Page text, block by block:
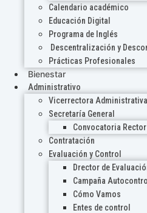
Calendario académico
Educación Digital
Programa de Inglés
Descentralización y
Prácticas Profesionales
Bienestar
Administrativo
Vicerrectora
Secretaría General
Convocatoria
Contratación
Evaluación y Control
Drector de
Campaña Autocontrol
Cómo Vamos
Entes de control